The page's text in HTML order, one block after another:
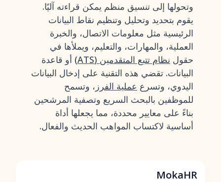
وتحولها إلى تنسيق منظم يمكن قراءته آليًا.
يقوم بتحديد وتحليل وتنظيم نقاط البيانات
الرئيسية مثل معلومات الاتصال، والخبرة
العملية، والمهارات، والتعليم، ويملأها في
حقول نظام تتبع المتقدمين (ATS)
أو قاعدة
البيانات. تقضي هذه التقنية على إدخال البيانات
اليدوي، وتسرع عملية الفرز ، وتسمح
للموظفين بالبحث السريع وتصفية المرشحين
بناءً على معايير محددة، مما يجعلها أداة
أساسية لاكتساب المواهب الحديث والفعال.
MokaHR